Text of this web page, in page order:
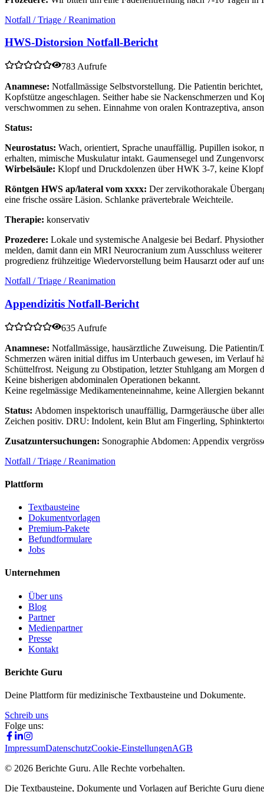
Notfall / Triage / Reanimation
HWS-Distorsion Notfall-Bericht
783 Aufrufe
Anamnese: Notfallmässige Selbstvorstellung. Die Patientin
Kopfstütze angeschlagen. Seither habe sie Nackenschmerzen und
verschwommen zu sehen. Einnahme von oralen Kontrazeptiva,
Status:
Neurostatus: Wach, orientiert, Sprache unauffällig. Pupillen isokor,
erhalten, mimische Muskulatur intakt. Gaumensegel und
Wirbelsäule: Klopf und Druckdolenzen über HWK 3-7, keine
Röntgen HWS ap/lateral vom xxxx: Der zervikothorakale
eine frische ossäre Läsion. Schlanke prävertebrale Weichteile.
Therapie: konservativ
Prozedere: Lokale und systemische Analgesie bei Bedarf.
melden, damit dann ein MRI Neurocranium zum Ausschluss
progredienz frühzeitige Wiedervorstellung beim Hausarzt oder auf
Notfall / Triage / Reanimation
Appendizitis Notfall-Bericht
635 Aufrufe
Anamnese: Notfallmässige, hausärztliche Zuweisung. Die
Schmerzen wären initial diffus im Unterbauch gewesen, im Verlauf
Schüttelfrost. Neigung zu Obstipation, letzter Stuhlgang am Morgen
Keine bisherigen abdominalen Operationen bekannt.
Keine regelmässige Medikamenteneinnahme, keine Allergien
Status: Abdomen inspektorisch unauffällig, Darmgeräusche über
Zeichen positiv. DRU: Indolent, kein Blut am Fingerling,
Zusatzuntersuchungen: Sonographie Abdomen: Appendix
Notfall / Triage / Reanimation
Plattform
Textbausteine
Dokumentvorlagen
Premium-Pakete
Befundformulare
Jobs
Unternehmen
Über uns
Blog
Partner
Medienpartner
Presse
Kontakt
Berichte Guru
Deine Plattform für medizinische Textbausteine und Dokumente.
Schreib uns
Folge uns:
ImpressumDatenschutzCookie-EinstellungenAGB
© 2026 Berichte Guru. Alle Rechte vorbehalten.
Die Textbausteine, Dokumente und Vorlagen auf Berichte Guru